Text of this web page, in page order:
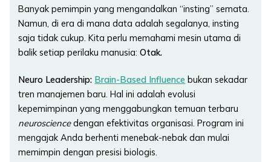
Banyak pemimpin yang mengandalkan “insting” semata.
Namun, di era di mana data adalah segalanya, insting
saja tidak cukup. Kita perlu memahami mesin utama di
balik setiap perilaku manusia:Otak.
Neuro Leadership: Brain-Based Influence bukan sekadar
tren manajemen baru. Hal ini adalah evolusi
kepemimpinan yang menggabungkan temuan terbaru
neurosciencedengan efektivitas organisasi. Program ini
mengajak Anda berhenti menebak-nebak dan mulai
memimpin dengan presisi biologis.